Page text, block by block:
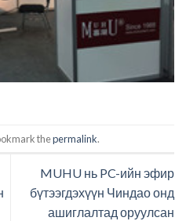
thepermalink.
MUHU нь PC-ийн эфир
бүтээгдэхүүн Чиндао онд
ашиглалтад оруулсан